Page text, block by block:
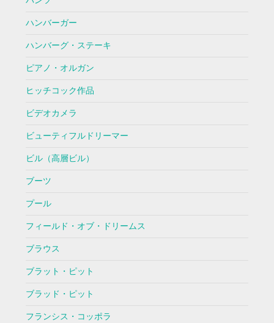
ハンバーガー
ハンバーグ・ステーキ
ピアノ・オルガン
ヒッチコック作品
ビデオカメラ
ビューティフルドリーマー
ビル（高層ビル）
ブーツ
プール
フィールド・オブ・ドリームス
ブラウス
ブラット・ピット
ブラッド・ピット
フランシス・コッポラ